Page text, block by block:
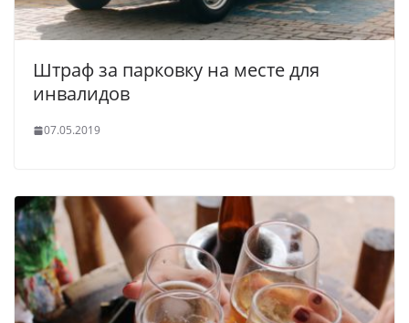
Штраф за парковку на месте для
инвалидов
07.05.2019